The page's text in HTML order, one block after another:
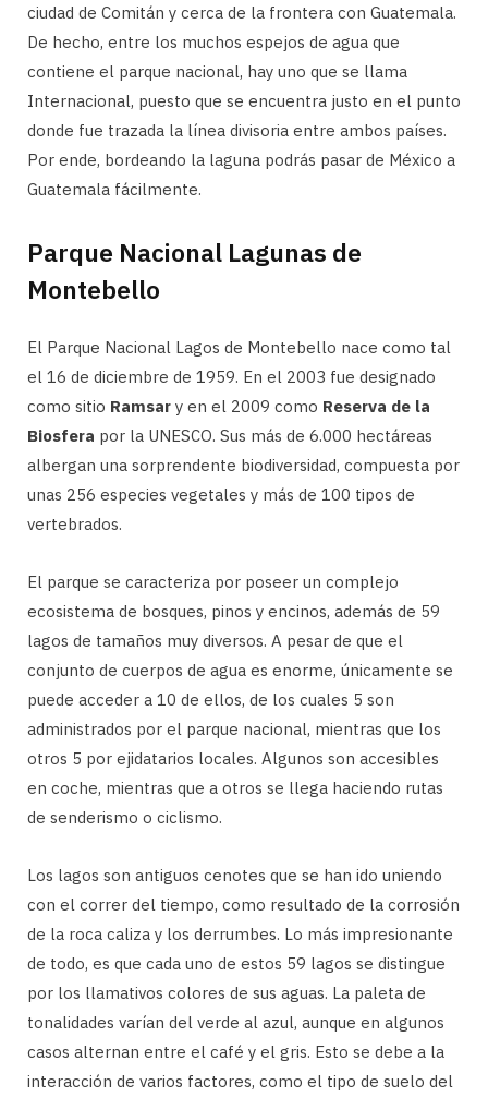
ciudad de Comitán y cerca de la frontera con Guatemala.
De hecho, entre los muchos espejos de agua que
contiene el parque nacional, hay uno que se llama
Internacional, puesto que se encuentra justo en el punto
donde fue trazada la línea divisoria entre ambos países.
Por ende, bordeando la laguna podrás pasar de México a
Guatemala fácilmente.
Parque Nacional Lagunas de
Montebello
El Parque Nacional Lagos de Montebello nace como tal
el 16 de diciembre de 1959. En el 2003 fue designado
como sitio Ramsar y en el 2009 como Reserva de la
Biosfera por la UNESCO. Sus más de 6.000 hectáreas
albergan una sorprendente biodiversidad, compuesta por
unas 256 especies vegetales y más de 100 tipos de
vertebrados.
El parque se caracteriza por poseer un complejo
ecosistema de bosques, pinos y encinos, además de 59
lagos de tamaños muy diversos. A pesar de que el
conjunto de cuerpos de agua es enorme, únicamente se
puede acceder a 10 de ellos, de los cuales 5 son
administrados por el parque nacional, mientras que los
otros 5 por ejidatarios locales. Algunos son accesibles
en coche, mientras que a otros se llega haciendo rutas
de senderismo o ciclismo.
Los lagos son antiguos cenotes que se han ido uniendo
con el correr del tiempo, como resultado de la corrosión
de la roca caliza y los derrumbes. Lo más impresionante
de todo, es que cada uno de estos 59 lagos se distingue
por los llamativos colores de sus aguas. La paleta de
tonalidades varían del verde al azul, aunque en algunos
casos alternan entre el café y el gris. Esto se debe a la
interacción de varios factores, como el tipo de suelo del